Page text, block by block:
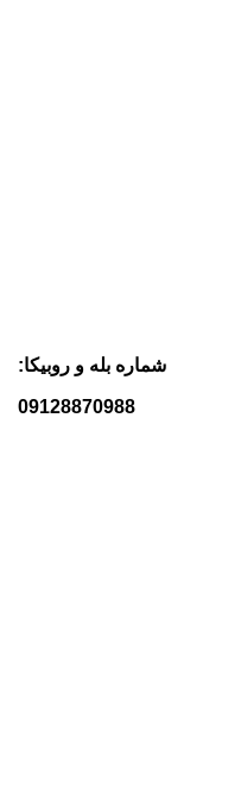
شماره بله و روبیکا:
09128870988